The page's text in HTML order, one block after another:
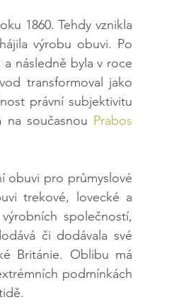
1860. Tehdy vznikla
výrobu obuvi. Po
následně byla v roce
transformoval jako
právní subjektivitu
na současnou Prabos
obuvi pro průmyslové
trekové, lovecké a
společností,
či dodávala své
Británie. Oblibu má
podmínkách